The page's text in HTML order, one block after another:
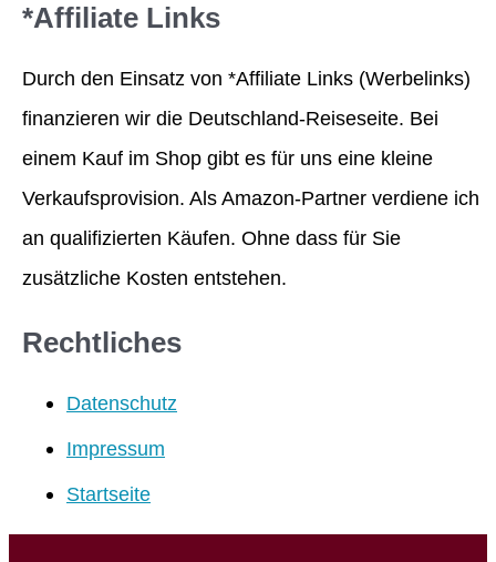
*Affiliate Links
Durch den Einsatz von *Affiliate Links (Werbelinks)
finanzieren wir die Deutschland-Reiseseite. Bei
einem Kauf im Shop gibt es für uns eine kleine
Verkaufsprovision. Als Amazon-Partner verdiene ich
an qualifizierten Käufen. Ohne dass für Sie
zusätzliche Kosten entstehen.
Rechtliches
Datenschutz
Impressum
Startseite